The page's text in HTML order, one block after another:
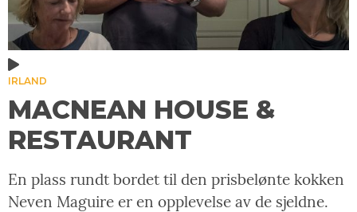
IRLAND
MACNEAN HOUSE &
RESTAURANT
En plass rundt bordet til den prisbelønte kokken
Neven Maguire er en opplevelse av de sjeldne.